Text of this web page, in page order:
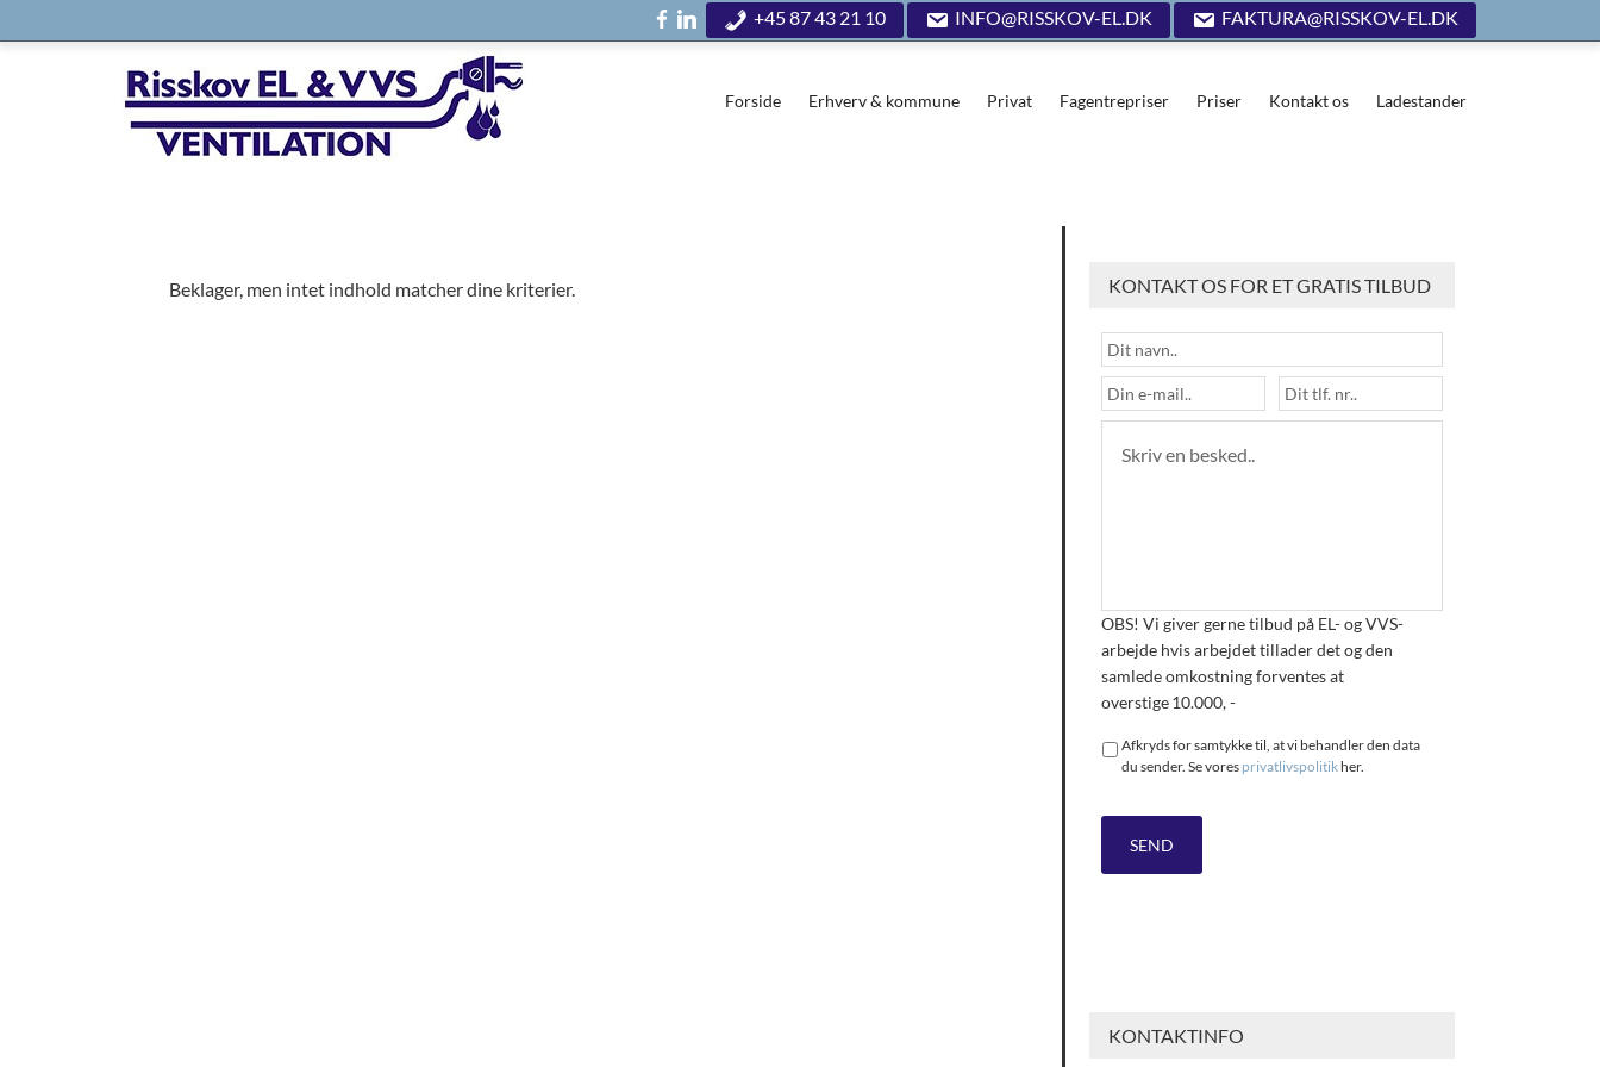
+45 87 43 21 10 INFO@RISSKOV-EL.DK FAKTURA@RISSKOV-EL.DK
Forside Erhverv & kommune Privat Fagentrepriser Priser Kontakt os Ladestander
Beklager, men intet indhold matcher dine kriterier. KONTAKT OS FOR ET GRATIS TILBUD
OBS! Vi giver gerne tilbud på EL- og VVS-
arbejde hvis arbejdet tillader det og den
samlede omkostning forventes at
overstige 10.000, -
Afkryds for samtykke til, at vi behandler den data
du sender. Se vores privatlivspolitikher.
KONTAKTINFO